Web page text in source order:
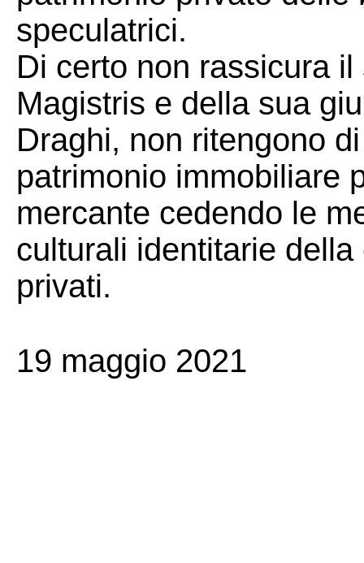
speculatrici.
Di certo non rassicura
Magistris e della sua
Draghi, non ritengono
patrimonio immobiliare
mercante cedendo le
culturali identitarie
privati.
19 maggio 2021